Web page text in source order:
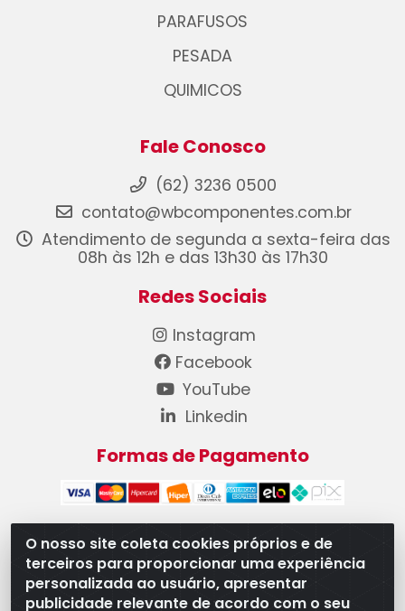
O nosso site coleta cookies próprios e de
terceiros para proporcionar uma experiência
personalizada ao usuário, apresentar
publicidade relevante de acordo com o seu
PARAFUSOS
PESADA
QUIMICOS
Fale Conosco
(62) 3236 0500
contato@wbcomponentes.com.br
Atendimento de segunda a sexta-feira das
08h às 12h e das 13h30 às 17h30
Redes Sociais
Instagram
Facebook
YouTube
Linkedin
Formas de Pagamento
WB Componentes Automotivos LTDA - CNPJ
08.528.393/0001-12 - Rua do Níquel, 667 - Parque
Oeste Industrial, Goiânia/GO - CEP 74375-660